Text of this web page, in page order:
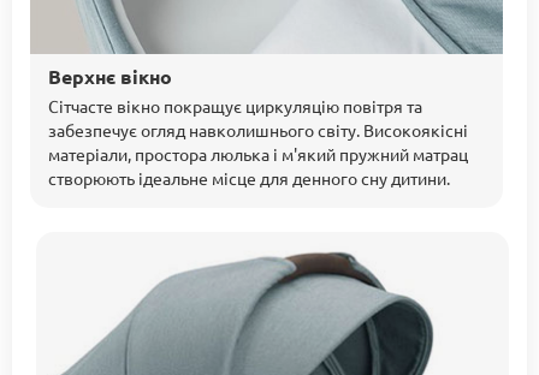
Верхнє вікно
Сітчасте вікно покращує циркуляцію повітря та
забезпечує огляд навколишнього світу. Високоякісні
матеріали, простора люлька і м'який пружний матрац
створюють ідеальне місце для денного сну дитини.